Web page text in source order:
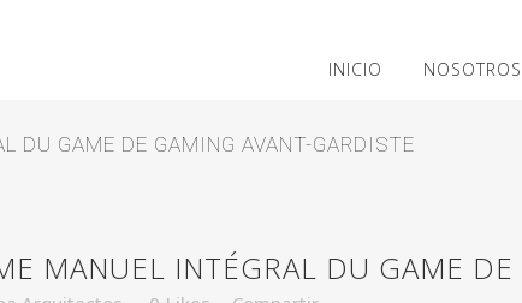
INICIO NOSOTROS
DU GAME DE GAMING AVANT-GARDISTE
MANUEL INTÉGRAL DU GAME